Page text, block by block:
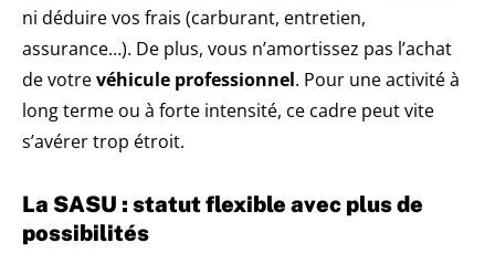
ni déduire vos frais (carburant, entretien,
assurance…). De plus, vous n’amortissez pas l’achat
de votrevéhicule professionnel. Pour une activité à
long terme ou à forte intensité, ce cadre peut vite
s’avérer trop étroit.
La SASU : statut flexible avec plus de
possibilités